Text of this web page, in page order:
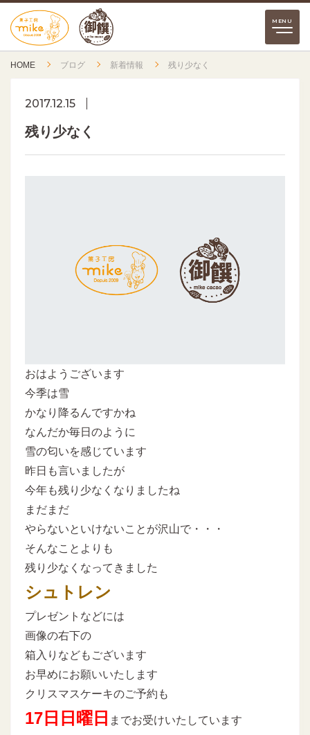
HOME ブログ 新着情報 残り少なく
2017.12.15
残り少なく
おはようございます
今季は雪
かなり降るんですかね
なんだか毎日のように
雪の匂いを感じています
昨日も言いましたが
今年も残り少なくなりましたね
まだまだ
やらないといけないことが沢山で・・・
そんなことよりも
残り少なくなってきました
シュトレン
プレゼントなどには
画像の右下の
箱入りなどもございます
お早めにお願いいたします
クリスマスケーキのご予約も
17日日曜日 までお受けいたしています